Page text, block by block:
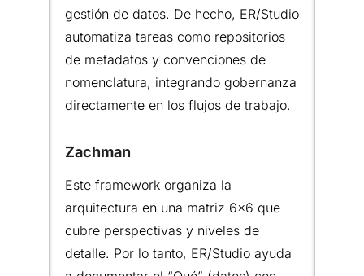
gestión de datos. De hecho, ER/Studio
automatiza tareas como repositorios
de metadatos y convenciones de
nomenclatura, integrando gobernanza
directamente en los flujos de trabajo.
Zachman
Este framework organiza la
arquitectura en una matriz 6×6 que
cubre perspectivas y niveles de
detalle. Por lo tanto, ER/Studio ayuda